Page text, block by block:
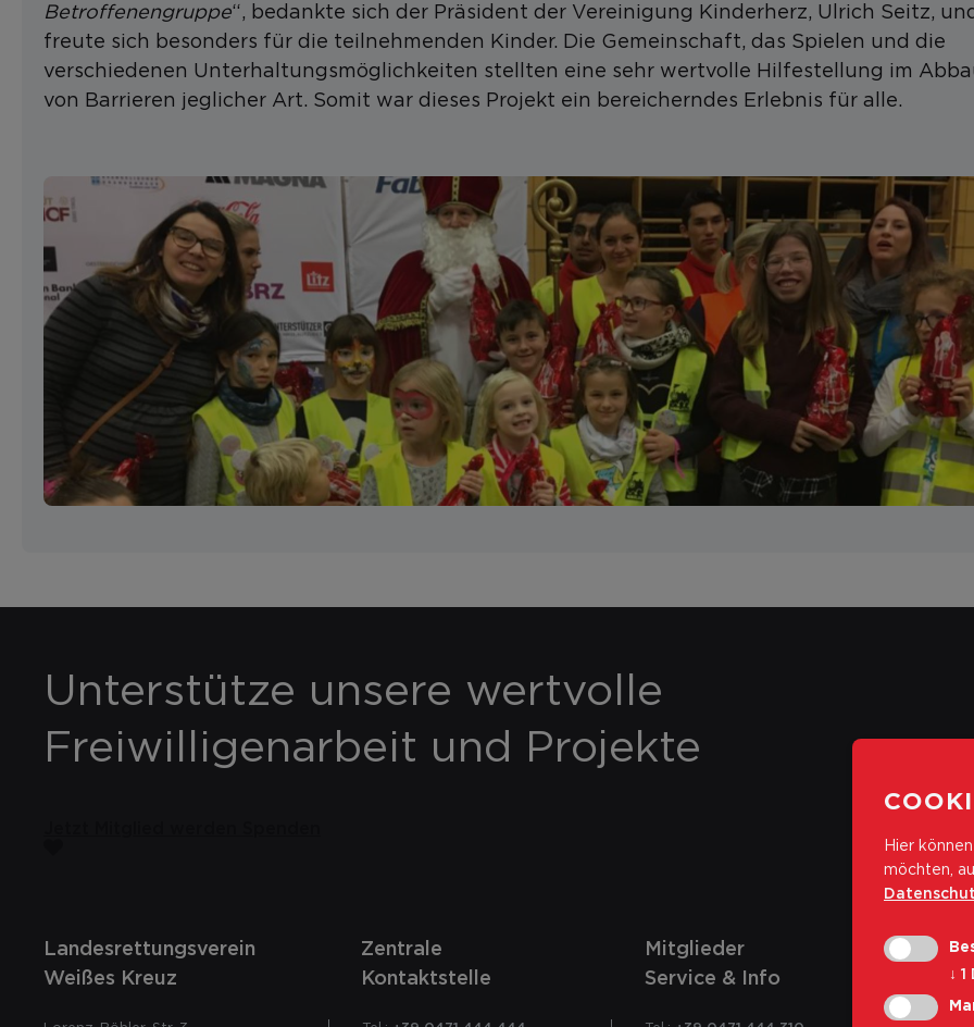
Betroffenengruppe“, bedankte sich der Präsident der Vereinigung Kinderherz, Ulrich Seitz,
freute sich besonders für die teilnehmenden Kinder. Die Gemeinschaft, das Spielen und die
verschiedenen Unterhaltungsmöglichkeiten stellten eine sehr wertvolle Hilfestellung im
von Barrieren jeglicher Art. Somit war dieses Projekt ein bereicherndes Erlebnis für alle.
Unterstütze unsere wertvolle
Freiwilligenarbeit und Projekte
Landesrettungsverein
Weißes Kreuz
Zentrale
Kontaktstelle
Mitglieder
Service & Info
Hier
möchten,
↓ 1